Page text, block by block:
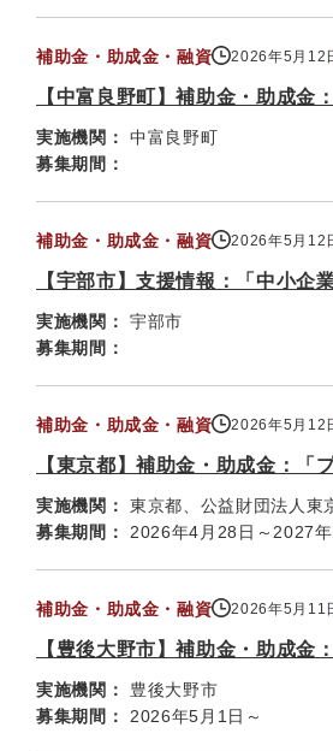
補助金・助成金・融資 2026年5月12
【中富良野町】補助金・助成金
実施機関：
中富良野町
募集期間：
補助金・助成金・融資 2026年5月12
【宇部市】支援情報：「中小企
実施機関：
宇部市
募集期間：
補助金・助成金・融資 2026年5月12
【東京都】補助金・助成金：「
実施機関：
東京都、公益財団法人東
募集期間：
2026年4月28日～2027
補助金・助成金・融資 2026年5月11
【豊後大野市】補助金・助成金
実施機関：
豊後大野市
募集期間：
2026年5月1日～